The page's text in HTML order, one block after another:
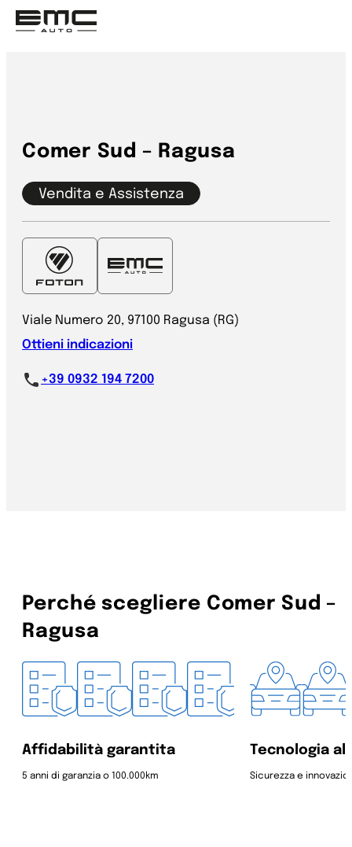
Vai
Comer Sud – Ragusa
Vendita e Assistenza
Viale Numero 20, 97100 Ragusa (RG)
Ottieni indicazioni
+39 0932 194 7200
Perché scegliere Comer Sud –
Ragusa
Affidabilità garantita
5 anni di garanzia o 100.000km
Tecnologia
Sicurezza e